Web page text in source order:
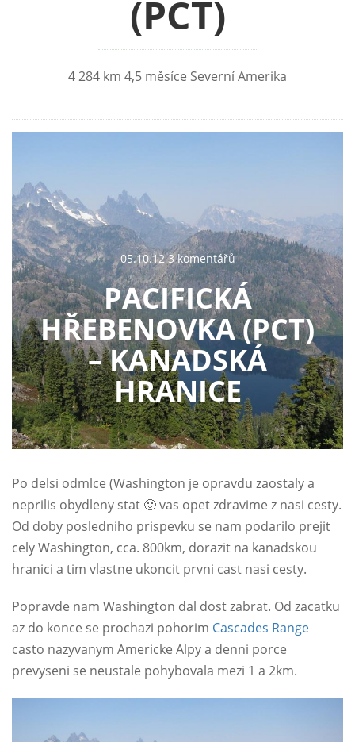
(PCT)
4 284 km 4,5 měsíce Severní Amerika
05.10.12 3 komentářů
PACIFICKÁ
HŘEBENOVKA (PCT)
– KANADSKÁ
HRANICE
Po delsi odmlce (Washington je opravdu zaostaly a
neprilis obydleny stat 🙂 vas opet zdravime z nasi cesty.
Od doby posledniho prispevku se nam podarilo prejit
cely Washington, cca. 800km, dorazit na kanadskou
hranici a tim vlastne ukoncit prvni cast nasi cesty.
Popravde nam Washington dal dost zabrat. Od zacatku
az do konce se prochazi pohorim Cascades Range
casto nazyvanym Americke Alpy a denni porce
prevyseni se neustale pohybovala mezi 1 a 2km.